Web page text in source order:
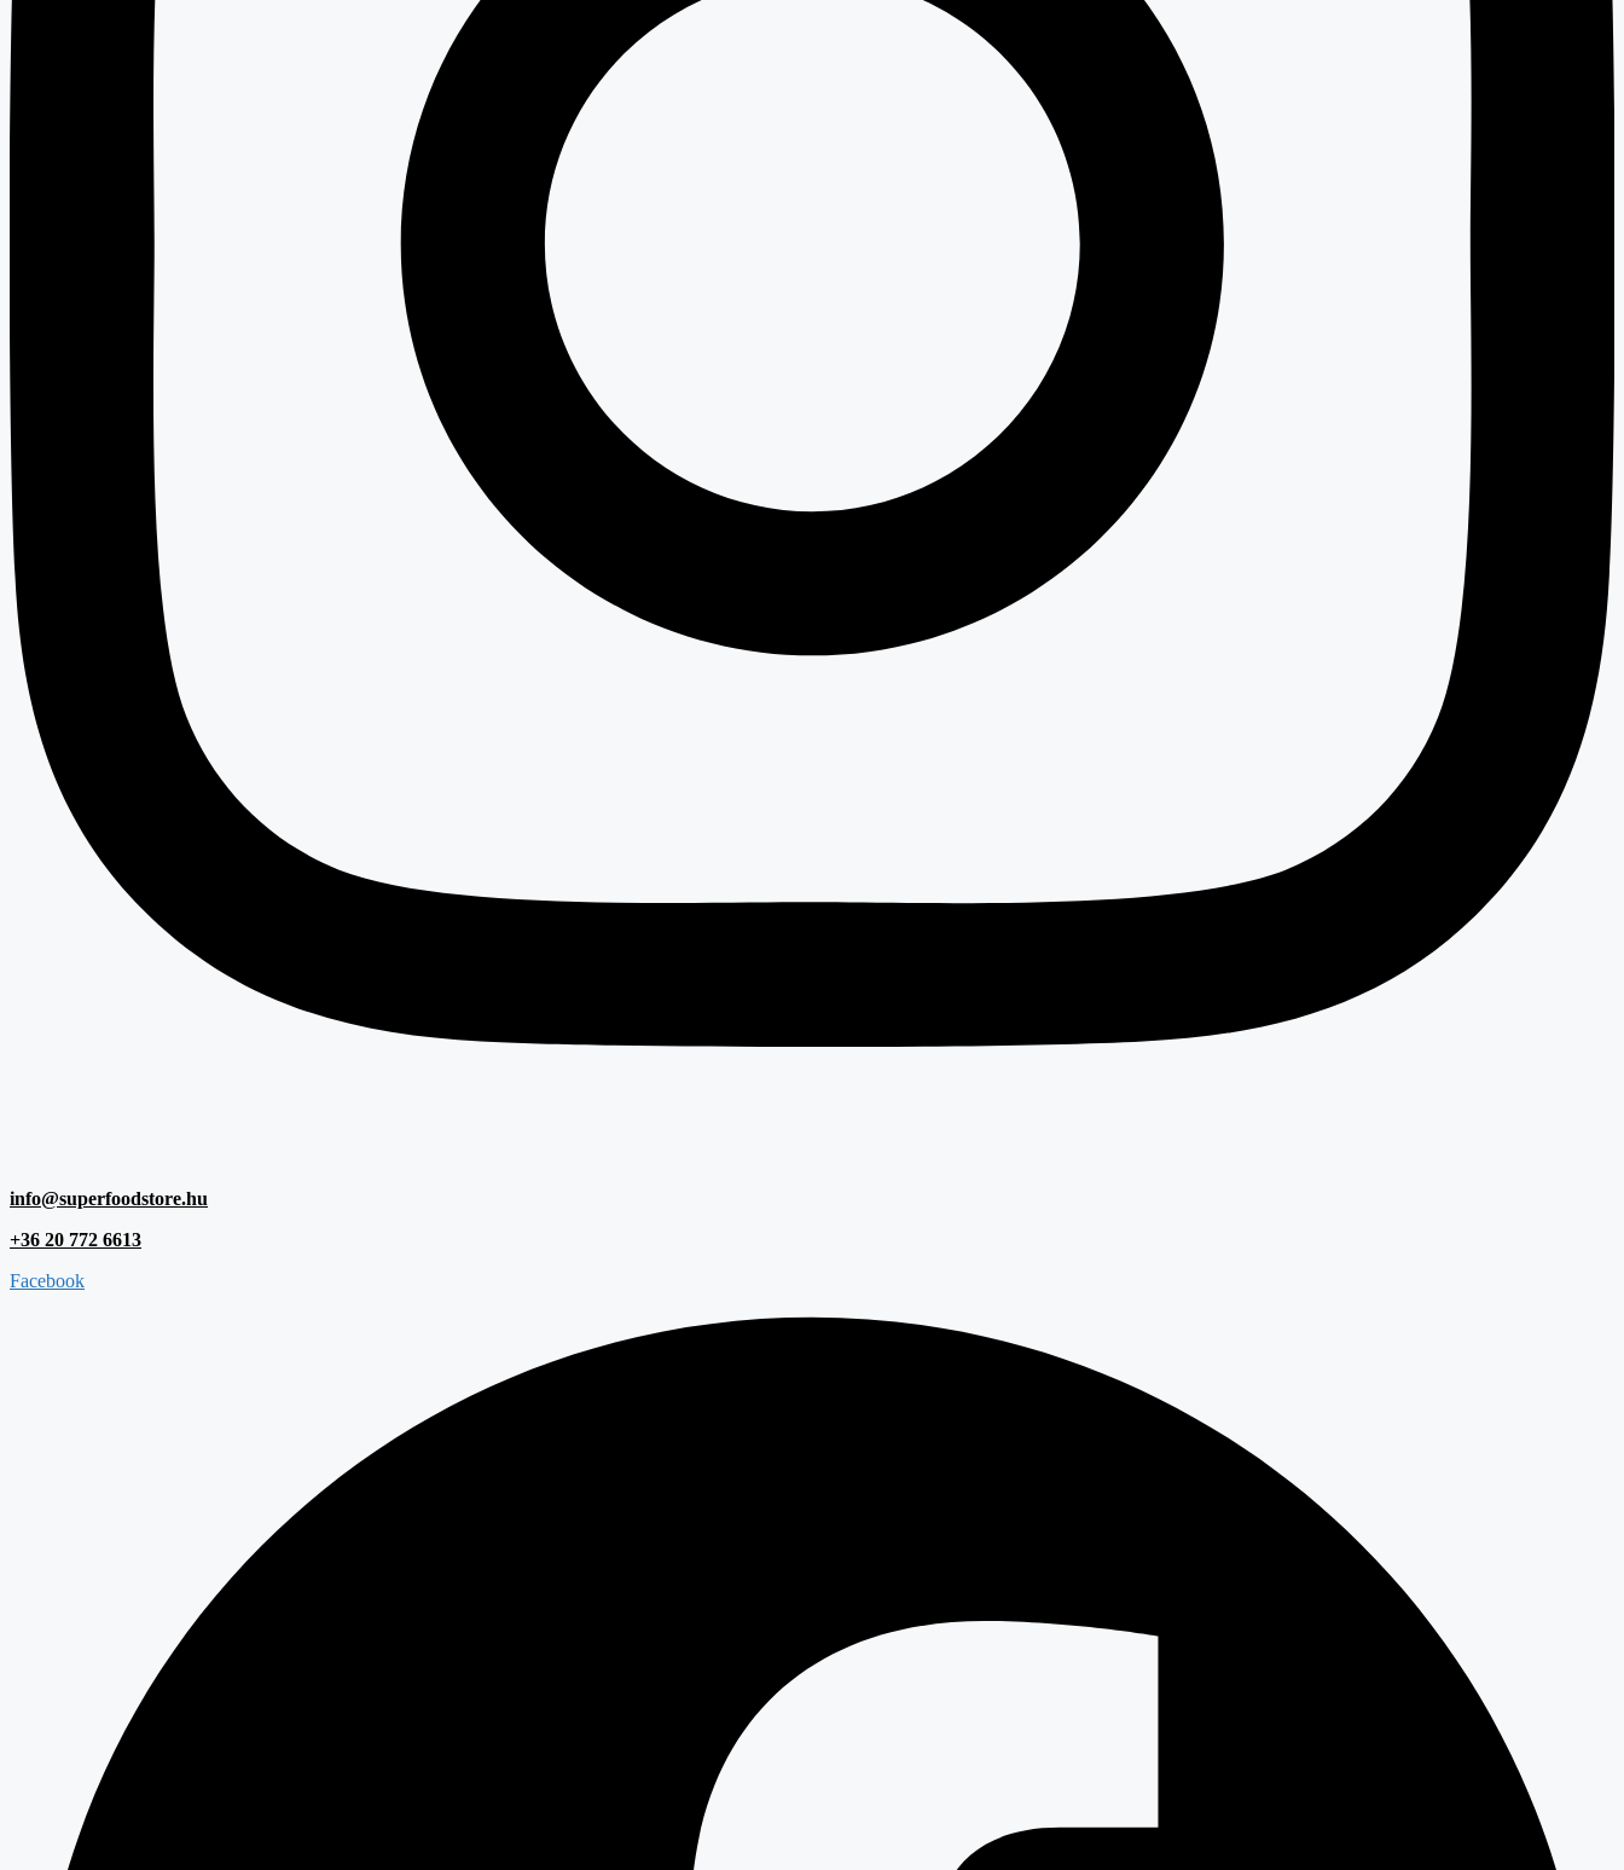
info@superfoodstore.hu
+36 20 772 6613
Facebook